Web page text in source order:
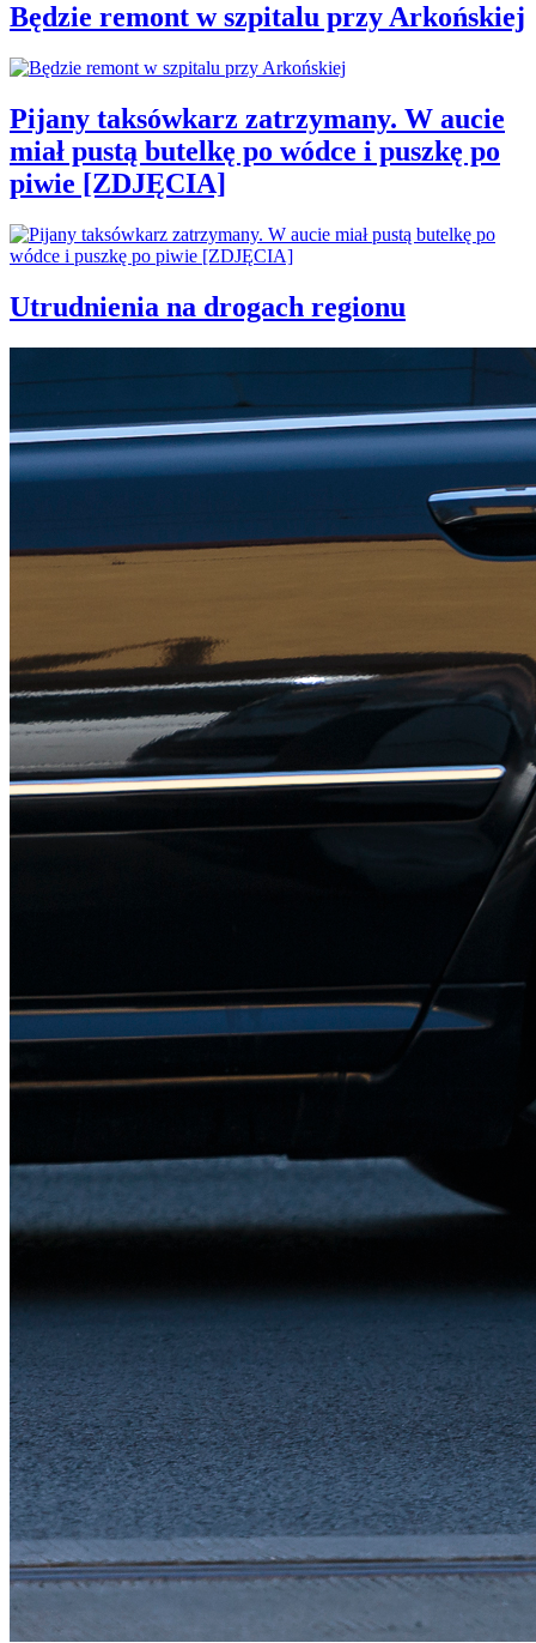
Będzie remont w szpitalu przy Arkońskiej
Pijany taksówkarz zatrzymany. W aucie
miał pustą butelkę po wódce i puszkę po
piwie [ZDJĘCIA]
Utrudnienia na drogach regionu